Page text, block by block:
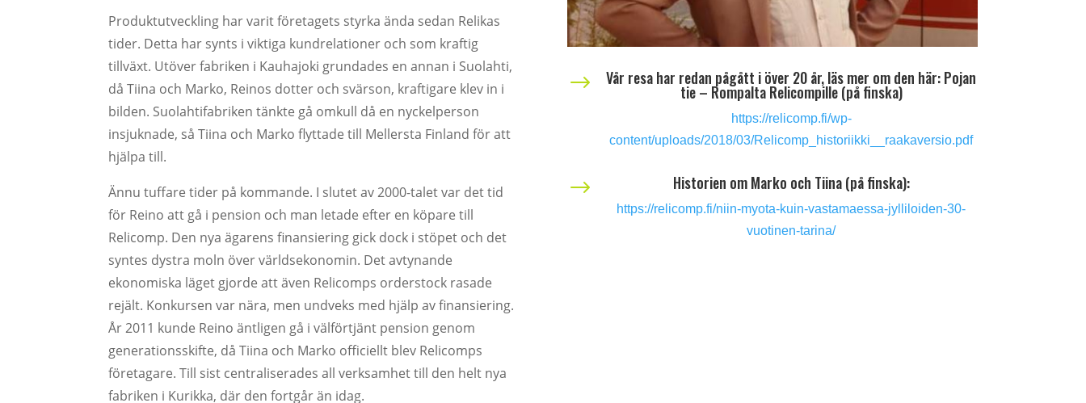
Produktutveckling har varit företagets styrka ända sedan Relikas
tider. Detta har synts i viktiga kundrelationer och som kraftig
tillväxt. Utöver fabriken i Kauhajoki grundades en annan i Suolahti,
då Tiina och Marko, Reinos dotter och svärson, kraftigare klev in i
bilden. Suolahtifabriken tänkte gå omkull då en nyckelperson
insjuknade, så Tiina och Marko flyttade till Mellersta Finland för att
hjälpa till.
Ännu tuffare tider på kommande. I slutet av 2000-talet var det tid
för Reino att gå i pension och man letade efter en köpare till
Relicomp. Den nya ägarens finansiering gick dock i stöpet och det
syntes dystra moln över världsekonomin. Det avtynande
ekonomiska läget gjorde att även Relicomps orderstock rasade
rejält. Konkursen var nära, men undveks med hjälp av finansiering.
År 2011 kunde Reino äntligen gå i välförtjänt pension genom
generationsskifte, då Tiina och Marko officiellt blev Relicomps
företagare. Till sist centraliserades all verksamhet till den helt nya
fabriken i Kurikka, där den fortgår än idag.
$ Vår resa har redan pågått i över 20 år, läs mer om den här: Pojan
tie – Rompalta Relicompille (på finska)
https://relicomp.fi/wp-
content/uploads/2018/03/Relicomp_historiikki__raakaversio.pdf
$ Historien om Marko och Tiina (på finska):
https://relicomp.fi/niin-myota-kuin-vastamaessa-jylliloiden-30-
vuotinen-tarina/